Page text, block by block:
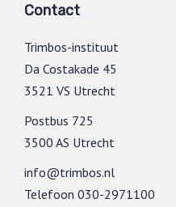
Contact
Trimbos-instituut
Da Costakade 45
3521 VS Utrecht
Postbus 725
3500 AS Utrecht
info@trimbos.nl
Telefoon 030-2971100